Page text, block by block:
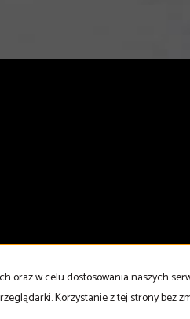
oraz w celu dostosowania naszych
Korzystanie z tej strony bez